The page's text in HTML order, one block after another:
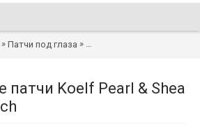
» Патчи под глаза » Гидрогелевые патчи Koelf
патчи Koelf Pearl & Shea